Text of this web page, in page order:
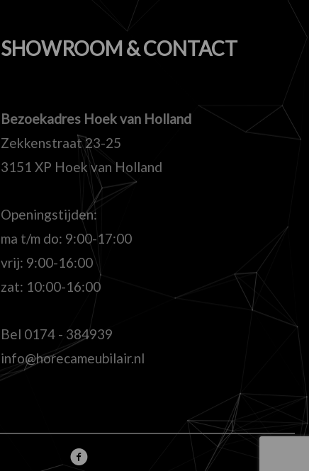
SHOWROOM & CONTACT
Bezoekadres Hoek van Holland
Zekkenstraat 23-25
3151 XP Hoek van Holland
Openingstijden:
ma t/m do: 9:00-17:00
vrij: 9:00-16:00
zat: 10:00-16:00
Bel 0174 - 384939
info@horecameubilair.nl